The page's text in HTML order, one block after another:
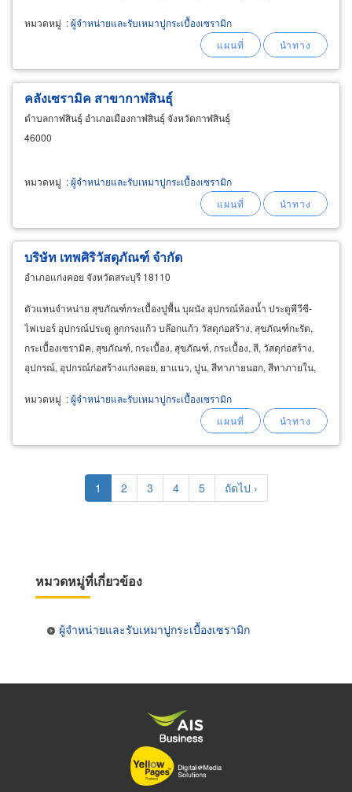
หมวดหมู่ :ผู้จำหน่ายและรับเหมาปูกระเบื้องเซรามิก
คลังเซรามิค สาขากาฬสินธุ์
ตำบลกาฬสินธุ์ อำเภอเมืองกาฬสินธุ์ จังหวัดกาฬสินธุ์
46000
หมวดหมู่ :ผู้จำหน่ายและรับเหมาปูกระเบื้องเซรามิก
บริษัท เทพศิริวัสดุภัณฑ์ จำกัด
อำเภอแก่งคอย จังหวัดสระบุรี 18110
ตัวแทนจำหน่าย สุขภัณฑ์กระเบื้องปูพื้น บุผนัง อุปกรณ์ห้องน้ำ ประตูพีวีซี-
ไฟเบอร์ อุปกรณ์ประตู ลูกกรงแก้ว บล๊อกแก้ว วัสดุก่อสร้าง, สุขภัณฑ์กะรัต,
กระเบื้องเซรามิค, สุขภัณฑ์, กระเบื้อง, สุขภัณฑ์, กระเบื้อง, สี, วัสดุก่อสร้าง,
อุปกรณ์, อุปกรณ์ก่อสร้างแก่งคอย, ยาแนว, ปูน, สีทาภายนอก, สีทาภายใน,
หมวดหมู่ :ผู้จำหน่ายและรับเหมาปูกระเบื้องเซรามิก
Pagination Current
page
1 Page
2 Page
3 Page
4 Page
5
Next
page
ถัดไป ›
หมวดหมู่ที่เกี่ยวข้อง
ผู้จำหน่ายและรับเหมาปูกระเบื้องเซรามิก